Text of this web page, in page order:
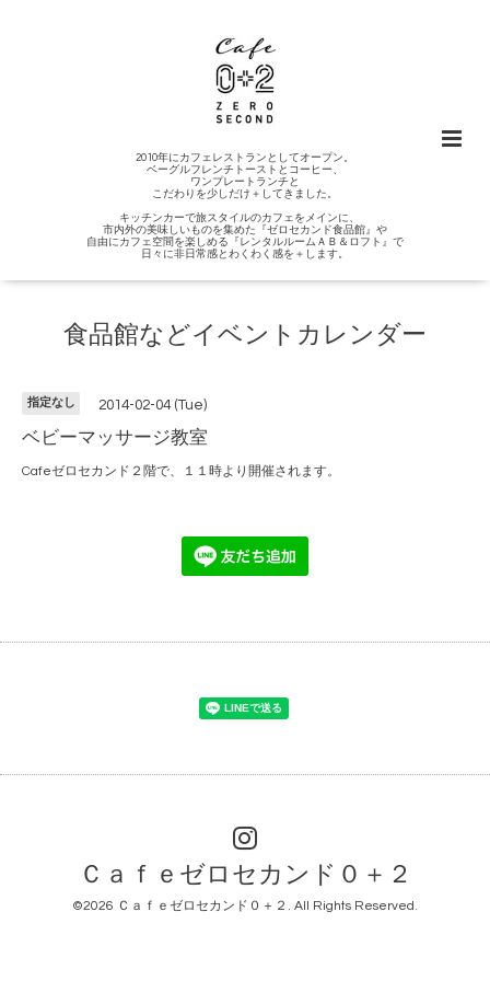
2010年にカフェレストランとしてオープン。
ベーグルフレンチトーストとコーヒー、
ワンプレートランチと
こだわりを少しだけ＋してきました。
キッチンカーで旅スタイルのカフェをメインに、
市内外の美味しいものを集めた『ゼロセカンド食品館』や
自由にカフェ空間を楽しめる『レンタルルームＡＢ＆ロフト』で
日々に非日常感とわくわく感を＋します。
食品館などイベントカレンダー
指定なし 2014-02-04 (Tue)
ベビーマッサージ教室
Cafeゼロセカンド２階で、１１時より開催されます。
Ｃａｆｅゼロセカンド０＋２
©2026 Ｃａｆｅゼロセカンド０＋２ . All Rights Reserved.